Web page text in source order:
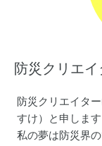
青少年自立援助
防災クリエ
防災クリエイタ
すけ）と申します
私の夢は防災界